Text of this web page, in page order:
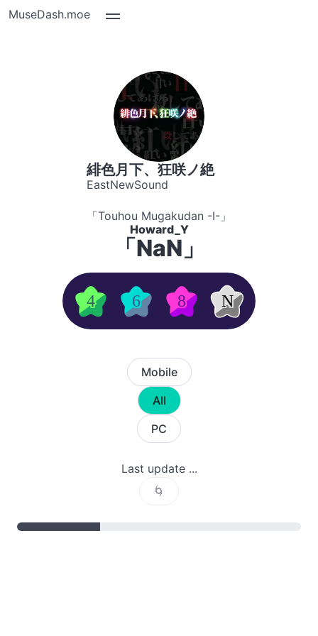
MuseDash.moe
緋色月下、狂咲ノ絶
EastNewSound
「Touhou Mugakudan -I-」
Howard_Y
「NaN」
4 6 8 N
Mobile
All
PC
Last update ...
🌀